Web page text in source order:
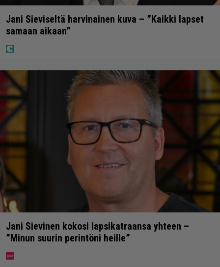
Jani Sieviseltä harvinainen kuva – ”Kaikki lapset
samaan aikaan”
Jani Sievinen kokosi lapsikatraansa yhteen –
”Minun suurin perintöni heille”